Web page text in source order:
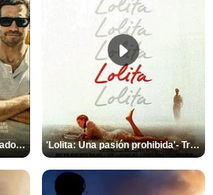
Primer Tráiler Oficial Subtitulado de 'En La Zona Gris' 'Lolita: Una pasión prohibida'- Tráiler oficial